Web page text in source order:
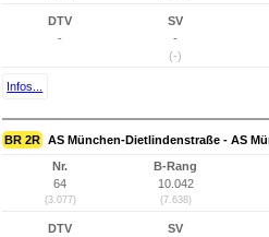
DTV
-
SV
-
(-)
Infos...
BR 2R AS München-Dietlindenstraße - AS
Nr.
64
(3.077)
B-Rang
10.042
(7.638)
DTV
SV